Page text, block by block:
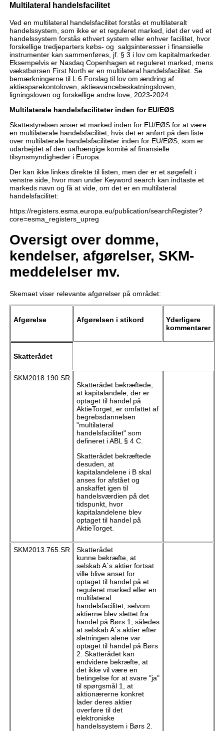
Multilateral handelsfacilitet
Ved en multilateral handelsfacilitet forstås et multilateralt
handelssystem, som ikke er et reguleret marked, idet der ved et
handelssystem forstås ethvert system eller enhver facilitet, hvor
forskellige tredjeparters købs- og salgsinteresser i finansielle
instrumenter kan sammenføres, jf. § 3 i lov om kapitalmarkeder.
Eksempelvis er Nasdaq Copenhagen et reguleret marked, mens
vækstbørsen First North er en multilateral handelsfacilitet. Se
bemærkningerne til L 6 Forslag til lov om ændring af
aktiesparekontoloven, aktieavancebeskatningsloven,
ligningsloven og forskellige andre love, 2023-2024.
Multilaterale handelsfaciliteter inden for EU/EØS
Skattestyrelsen anser et marked inden for EU/EØS for at være
en multilaterale handelsfacilitet, hvis det er anført på den liste
over multilaterale handelsfaciliteter inden for EU/EØS, som er
udarbejdet af den uafhængige komité af finansielle
tilsynsmyndigheder i Europa.
Der kan ikke linkes direkte til listen, men der er et søgefelt i
venstre side, hvor man under Keyword search kan indtaste et
markeds navn og få at vide, om det er en multilateral
handelsfacilitet:
https://registers.esma.europa.eu/publication/searchRegister?
core=esma_registers_upreg
Oversigt over domme,
kendelser, afgørelser, SKM-
meddelelser mv.
Skemaet viser relevante afgørelser på området:
Afgørelse Afgørelsen i stikord
Yderligere
kommentarer
Skatterådet
SKM2018.190.SR
Skatterådet bekræftede,
at kapitalandele, der er
optaget til handel på
AktieTorget, er omfattet af
begrebsdannelsen
"multilateral
handelsfacilitet" som
defineret i ABL § 4 C.
Skatterådet bekræftede
desuden, at
kapitalandelene i B skal
anses for afstået og
anskaffet igen til
handelsværdien på det
tidspunkt, hvor
kapitalandelene blev
optaget til handel på
AktieTorget.
SKM2013.765.SR
Skatterådet
kunne bekræfte, at
selskab A´s aktier fortsat
ville blive anset for
optaget til handel på et
reguleret marked eller en
multilateral
handelsfacilitet, selvom
aktierne blev slettet fra
handel på Børs 1, således
at selskab A´s aktier efter
sletningen alene var
optaget til handel på Børs
2. Skatterådet kan
endvidere bekræfte, at
det ikke vil være en
betingelse for at svare "ja"
til spørgsmål 1, at
aktionærerne konkret
lader deres aktier
overføre til det
elektroniske
handelssystem i Børs 2.